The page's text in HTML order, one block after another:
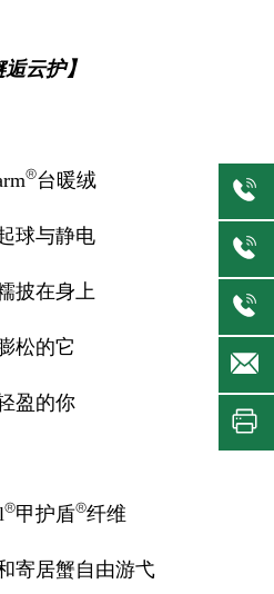
逅云护】
®台暖绒
球与静电
披在身上
松的它
盈的你
®甲护盾®纤维
寄居蟹自由游弋